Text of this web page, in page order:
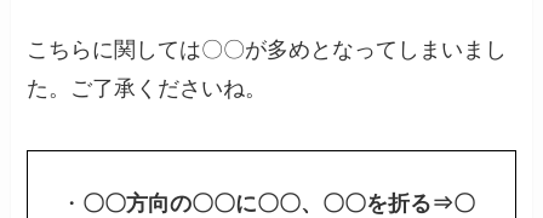
こちらに関しては〇〇が多めとなってしまいまし
た。ご了承くださいね。
・ 〇〇方向の〇〇に〇〇、〇〇を折る⇒〇